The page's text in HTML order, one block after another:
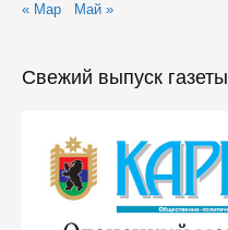
« Мар Май »
Свежий выпуск газеты